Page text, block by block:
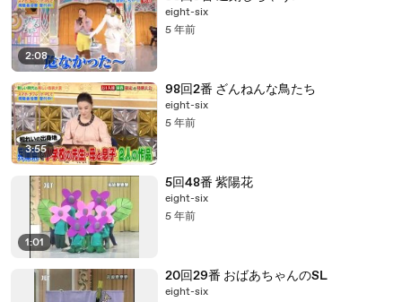
2:08
eight-six
5 年前
3:55
98回2番 ざんねんな鳥たち
eight-six
5 年前
1:01
5回48番 紫陽花
eight-six
5 年前
20回29番 おばあちゃんのSL
eight-six